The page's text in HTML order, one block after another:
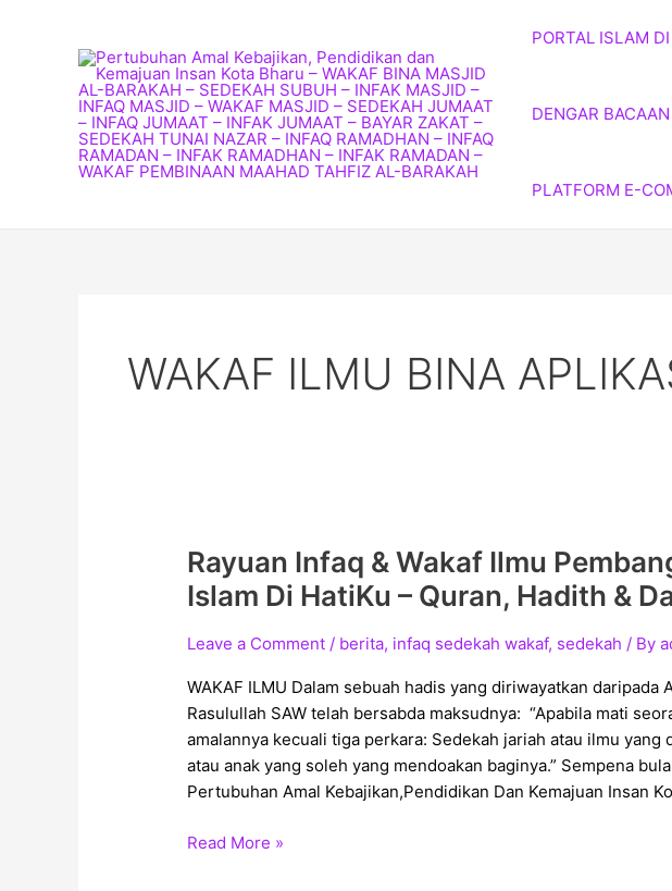
PORTAL ISLAM
DENGAR
PLATFORM E-
WAKAF ILMU BINA
Rayuan Infaq & Wakaf Ilmu
Islam Di HatiKu – Quran, Hadith &
Leave a Comment / berita, infaq sedekah wakaf, sedekah / By
WAKAF ILMU Dalam sebuah hadis yang diriwayatkan daripada
Rasulullah SAW telah bersabda maksudnya: ‏ “Apabila mati seorang manusia, terputuslah
amalannya kecuali tiga perkara: Sedekah jariah atau ilmu yang
atau anak yang soleh yang mendoakan baginya.” Sempena
Pertubuhan Amal Kebajikan,Pendidikan Dan Kemajuan Insan
Rayuan
Infaq
&
Wakaf
Pembangunan
Aplikasi
Islam
Di
HatiKu
Quran,
Read More »